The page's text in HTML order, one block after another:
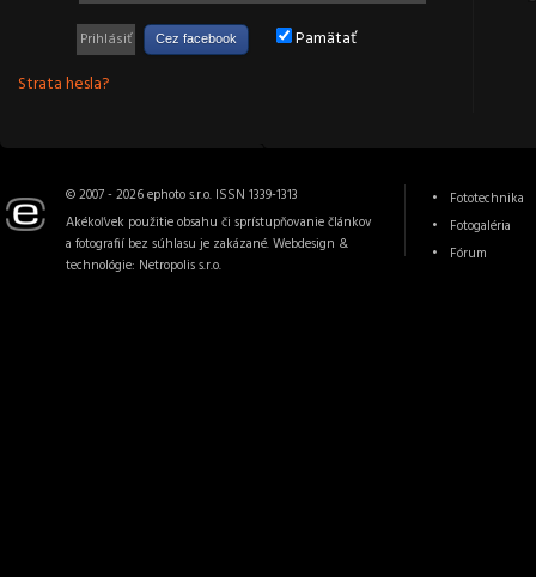
Cez facebook
Pamätať
Strata hesla?
© 2007 - 2026 ephoto s.r.o. ISSN 1339-1313
Akékoľvek použitie obsahu či sprístupňovanie článkov
a fotografií bez súhlasu je zakázané. Webdesign &
technológie: Netropolis s.r.o.
Fototechnika
Fotogaléria
Fórum